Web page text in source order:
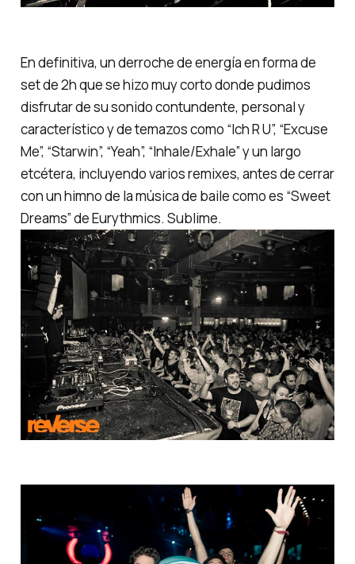
En definitiva, un derroche de energía en forma de
set de 2h que se hizo muy corto donde pudimos
disfrutar de su sonido contundente, personal y
característico y de temazos como “Ich R U”, “Excuse
Me”, “Starwin”, “Yeah”, “Inhale/Exhale”y un largo
etcétera, incluyendo varios remixes, antes de cerrar
con un himno de la música de baile como es “Sweet
Dreams”de Eurythmics. Sublime.